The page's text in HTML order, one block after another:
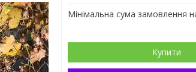
Мінімальна сума замовлення
Купити